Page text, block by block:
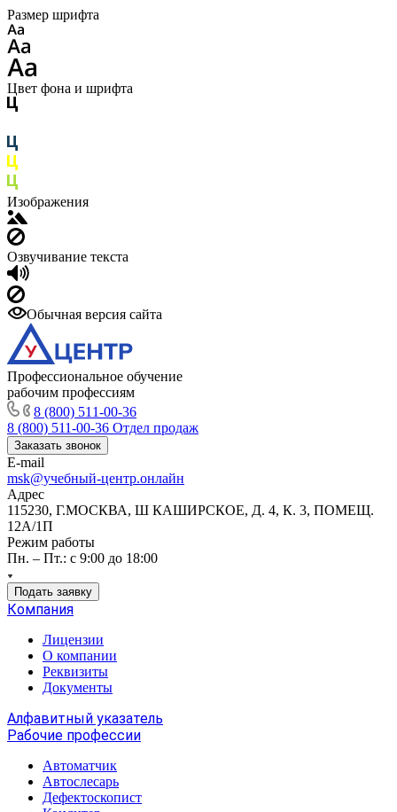
Размер шрифта
Цвет фона и шрифта
Изображения
Озвучивание текста
Обычная версия сайта
Профессиональное обучение
рабочим профессиям
8 (800) 511-00-36
8 (800) 511-00-36 Отдел продаж
Заказать звонок
E-mail
msk@учебный-центр.онлайн
Адрес
115230, Г.МОСКВА, Ш КАШИРСКОЕ, Д. 4, К. 3, ПОМЕЩ.
12А/1П
Режим работы
Пн. – Пт.: с 9:00 до 18:00
Подать заявку
Компания
Лицензии
О компании
Реквизиты
Документы
Алфавитный указатель
Рабочие профессии
Автоматчик
Автослесарь
Дефектоскопист